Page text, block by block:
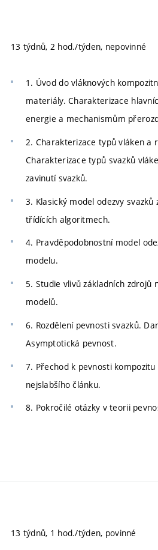
13 týdnů, 2 hod./týden, nepovinné
1. Úvod do vláknových
materiály. Charakterizace
energie a mechanismům
2. Charakterizace typů vláken a
Charakterizace typů svazků
zavinutí svazků.
3. Klasický model odezvy
třídících algoritmech.
4. Pravděpodobnostní model
modelu.
5. Studie vlivů základních zdrojů
modelů.
6. Rozdělení pevnosti svazků.
Asymptotická pevnost.
7. Přechod k pevnosti
nejslabšího článku.
8. Pokročilé otázky v teorii
13 týdnů, 1 hod./týden, povinné